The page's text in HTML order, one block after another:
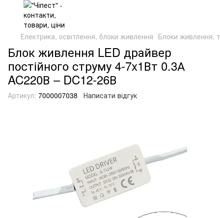
Електрика, освітлення, блоки живлення Блоки живлення,
Блок живлення LED драйвер
постійного струму 4-7x1Вт 0.3А
AC220В – DC12-26В
Артикул: 7000007038 Написати відгук